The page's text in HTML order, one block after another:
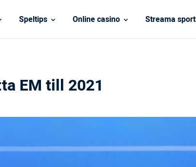
Speltips Online casino Streama sport
EM till 2021